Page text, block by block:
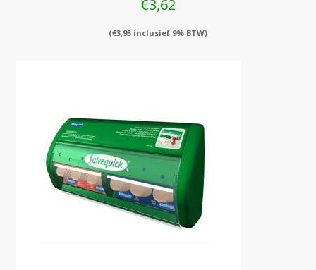
€3,62
(€3,95 inclusief 9% BTW)